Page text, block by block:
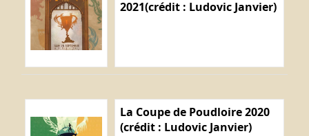
2021(crédit : Ludovic Janvier)
La Coupe de Poudloire 2020
(crédit : Ludovic Janvier)